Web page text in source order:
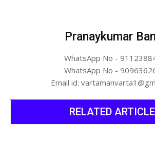
Pranaykumar
WhatsApp No -
WhatsApp No -
Email id:
RELATED